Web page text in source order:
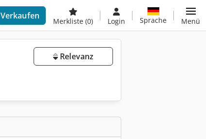
Verkaufen
Merkliste (0) Login Sprache Menü
Relevanz